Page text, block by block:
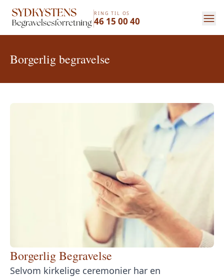
RING TIL OS
46 15 00 40
Borgerlig begravelse
Borgerlig Begravelse
Selvom kirkelige ceremonier har en